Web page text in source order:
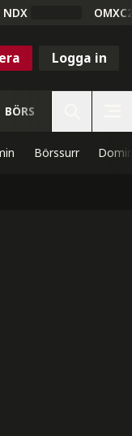
NDX
Logga in
BÖRS
Börssurr